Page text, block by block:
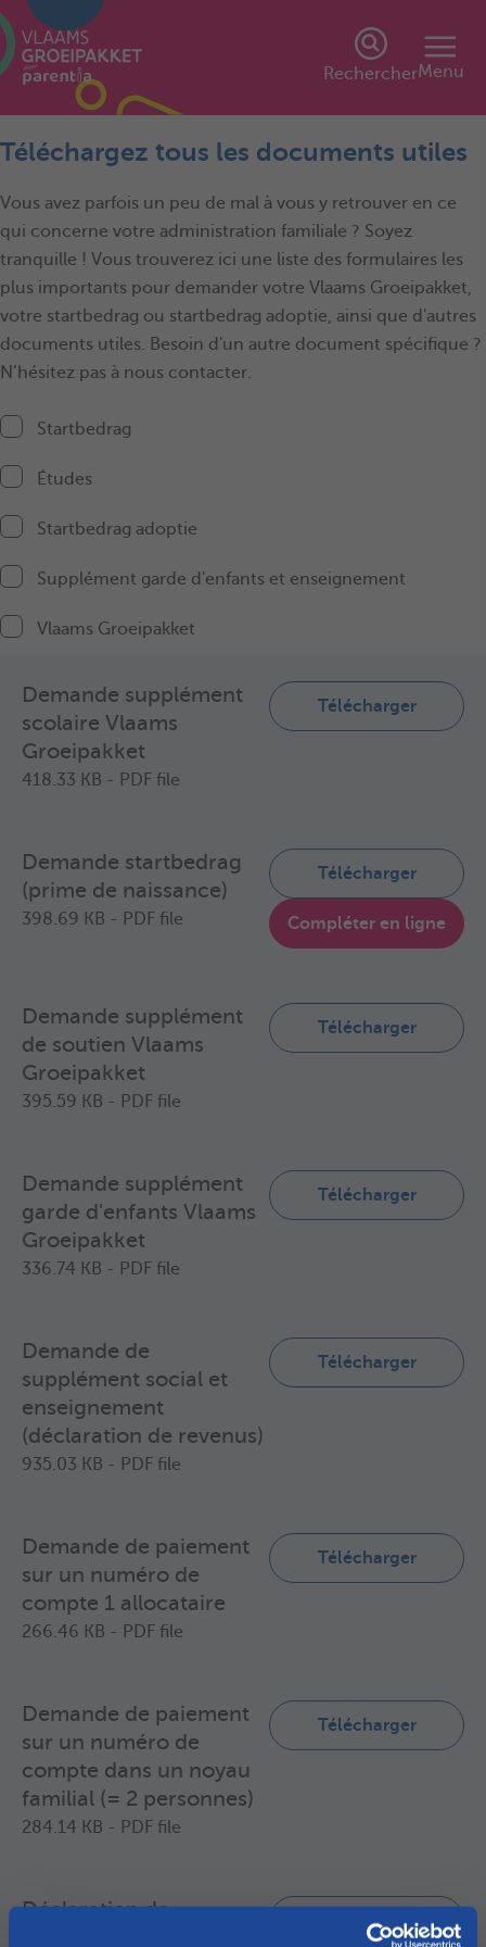
RechercherMenu
Téléchargez tous les documents utiles
Vous avez parfois un peu de mal à vous y retrouver en ce
qui concerne votre administration familiale ? Soyez
tranquille ! Vous trouverez ici une liste des formulaires les
plus importants pour demander votre Vlaams Groeipakket,
votre startbedrag ou startbedrag adoptie, ainsi que d'autres
documents utiles. Besoin d'un autre document spécifique ?
N’hésitez pas à nous contacter.
Startbedrag
Études
Startbedrag adoptie
Supplément garde d'enfants et enseignement
Vlaams Groeipakket
Demande supplément
scolaire Vlaams
Groeipakket
418.33 KB - PDF file
Télécharger
Demande startbedrag
(prime de naissance)
398.69 KB - PDF file
Télécharger
Compléter en ligne
Demande supplément
de soutien Vlaams
Groeipakket
395.59 KB - PDF file
Télécharger
Demande supplément
garde d'enfants Vlaams
Groeipakket
336.74 KB - PDF file
Télécharger
Demande de
supplément social et
enseignement
(déclaration de revenus)
935.03 KB - PDF file
Télécharger
Demande de paiement
sur un numéro de
compte 1 allocataire
266.46 KB - PDF file
Télécharger
Demande de paiement
sur un numéro de
compte dans un noyau
familial (= 2 personnes)
284.14 KB - PDF file
Télécharger
Déclaration de
Télécharger